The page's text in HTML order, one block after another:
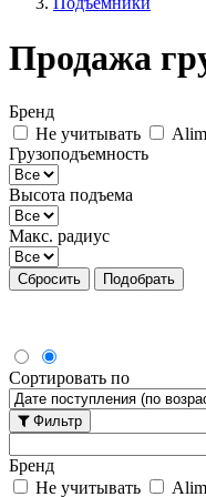
Продажа
Бренд
Не учитывать
Грузоподъемность
Высота подъема
Макс. радиус
Сбросить Подобрать
Сортировать по
Фильтр
Бренд
Не учитывать